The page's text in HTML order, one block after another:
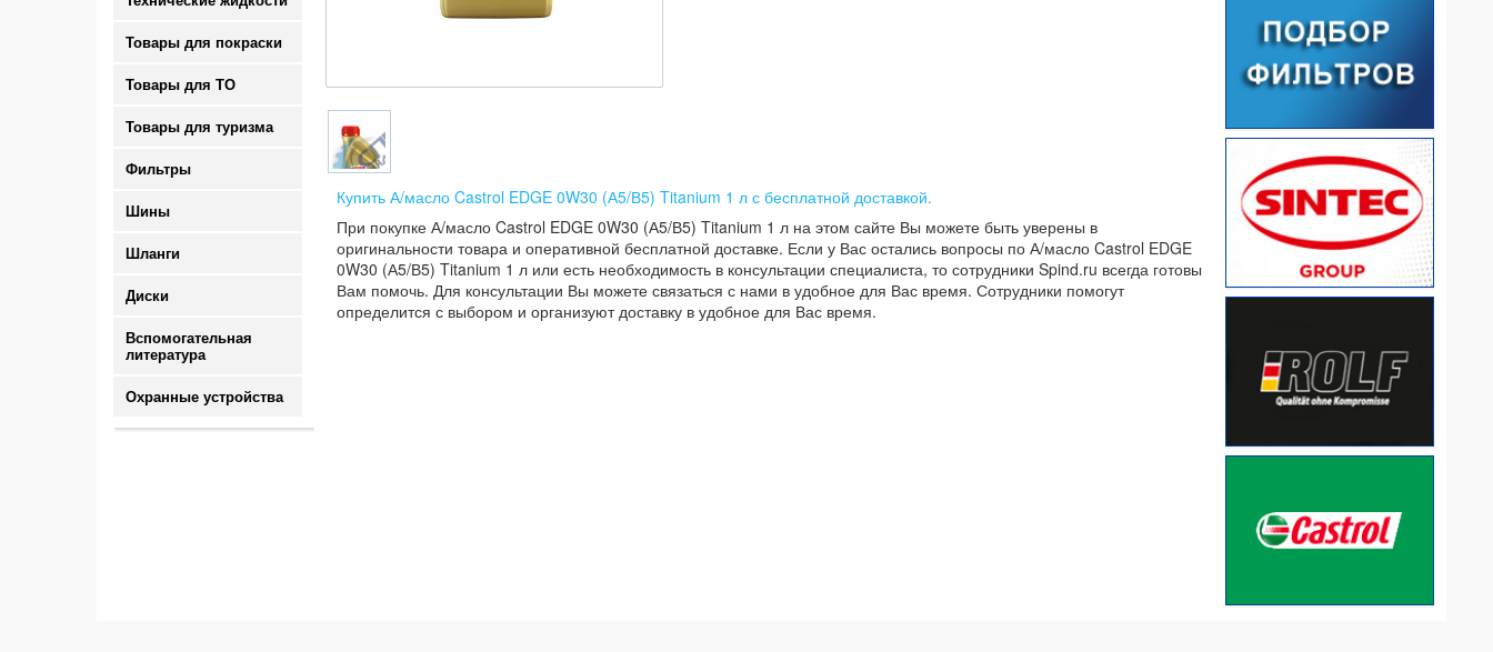
Товары для покраски
Товары для ТО
Товары для туризма
Фильтры
Шины
Шланги
Диски
Вспомогательная
литература
Охранные устройства
Купить А/масло Castrol EDGE 0W30 (А5/В5) Titanium 1 л с бесплатной доставкой.
При покупке А/масло Castrol EDGE 0W30 (А5/В5) Titanium 1 л на этом сайте Вы можете быть уверены в
оригинальности товара и оперативной бесплатной доставке. Если у Вас остались вопросы по А/масло Castrol EDGE
0W30 (А5/В5) Titanium 1 л или есть необходимость в консультации специалиста, то сотрудники Spind.ru всегда готовы
Вам помочь. Для консультации Вы можете связаться с нами в удобное для Вас время. Сотрудники помогут
определится с выбором и организуют доставку в удобное для Вас время.